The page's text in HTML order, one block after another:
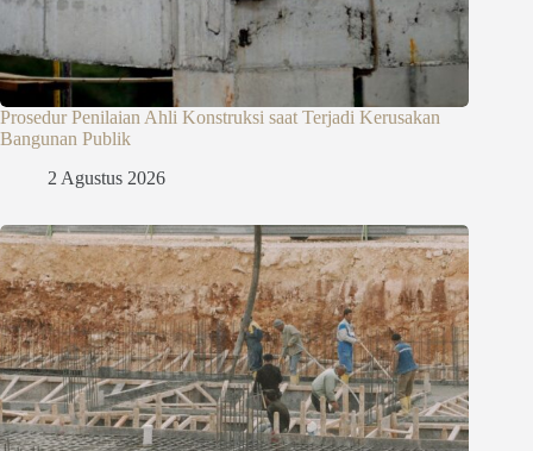
Prosedur Penilaian Ahli Konstruksi saat Terjadi Kerusakan
Bangunan Publik
2 Agustus 2026